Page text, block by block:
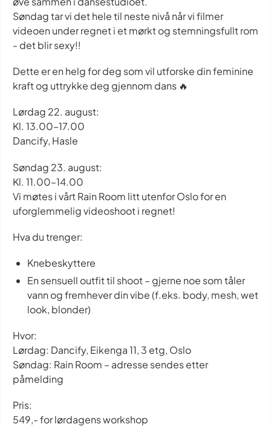
Søndag tar vi det hele til neste nivå når vi filmer
videoen under regnet i et mørkt og stemningsfullt rom
- det blir sexy!!
Dette er en helg for deg som vil utforske din feminine
kraft og uttrykke deg gjennom dans 🔥
Lørdag 22. august:
Kl. 13.00–17.00
Dancify, Hasle
Søndag 23. august:
Kl. 11.00–14.00
Vi møtes i vårt Rain Room litt utenfor Oslo for en
uforglemmelig videoshoot i regnet!
Hva du trenger:
Knebeskyttere
En sensuell outfit til shoot – gjerne noe som tåler
vann og fremhever din vibe (f.eks. body, mesh, wet
look, blonder)
Hvor:
Lørdag: Dancify, Eikenga 11, 3 etg, Oslo
Søndag: Rain Room – adresse sendes etter
påmelding
Pris:
549,- for lørdagens workshop